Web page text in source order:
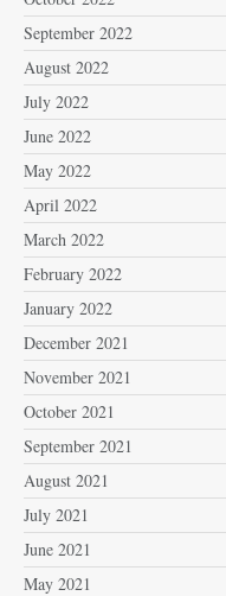
September 2022
August 2022
July 2022
June 2022
May 2022
April 2022
March 2022
February 2022
January 2022
December 2021
November 2021
October 2021
September 2021
August 2021
July 2021
June 2021
May 2021